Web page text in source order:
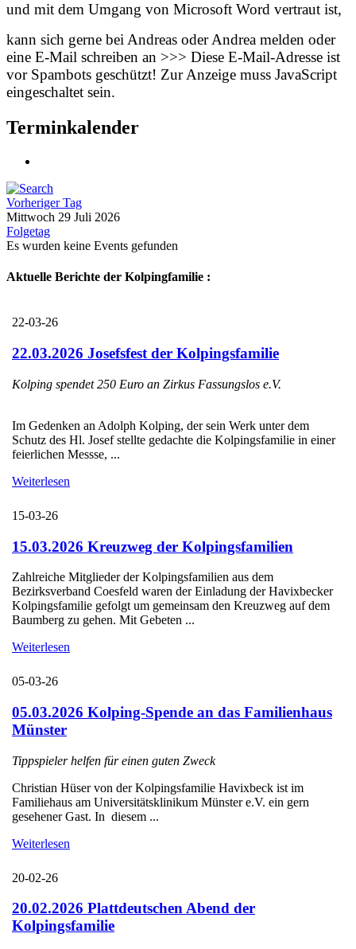
und mit dem Umgang von Microsoft Word vertraut ist,
kann sich gerne bei Andreas oder Andrea melden oder
eine E-Mail schreiben an >>> Diese E-Mail-Adresse ist
vor Spambots geschützt! Zur Anzeige muss JavaScript
eingeschaltet sein.
Terminkalender
Vorheriger Tag
Mittwoch 29 Juli 2026
Folgetag
Es wurden keine Events gefunden
Aktuelle Berichte der Kolpingfamilie :
22-03-26
22.03.2026 Josefsfest der Kolpingsfamilie
Kolping spendet 250 Euro an Zirkus Fassungslos e.V.
Im Gedenken an Adolph Kolping, der sein Werk unter dem
Schutz des Hl. Josef stellte gedachte die Kolpingsfamilie in einer
feierlichen Messse, ...
Weiterlesen
15-03-26
15.03.2026 Kreuzweg der Kolpingsfamilien
Zahlreiche Mitglieder der Kolpingsfamilien aus dem
Bezirksverband Coesfeld waren der Einladung der Havixbecker
Kolpingsfamilie gefolgt um gemeinsam den Kreuzweg auf dem
Baumberg zu gehen. Mit Gebeten ...
Weiterlesen
05-03-26
05.03.2026 Kolping-Spende an das Familienhaus
Münster
Tippspieler helfen für einen guten Zweck
Christian Hüser von der Kolpingsfamilie Havixbeck ist im
Familiehaus am Universitätsklinikum Münster e.V. ein gern
gesehener Gast. In diesem ...
Weiterlesen
20-02-26
20.02.2026 Plattdeutschen Abend der
Kolpingsfamilie